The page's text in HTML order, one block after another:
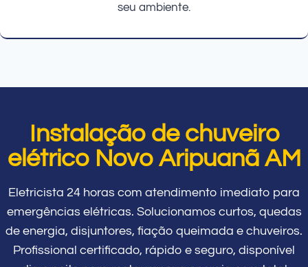
seu ambiente.
Instalação de chuveiro
elétrico Novo Aripuanã AM
Eletricista 24 horas com atendimento imediato para
emergências elétricas. Solucionamos curtos, quedas
de energia, disjuntores, fiação queimada e chuveiros.
Profissional certificado, rápido e seguro, disponível